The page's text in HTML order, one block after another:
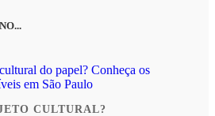
CULTURAL?